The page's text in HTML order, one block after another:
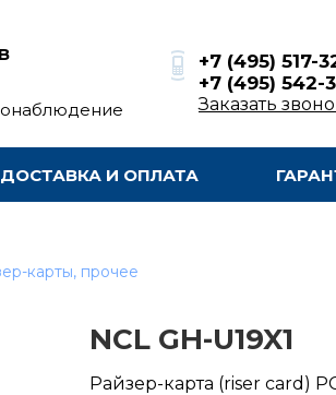
+7 (495) 517-
+7 (495) 542-
Заказать
ДОСТАВКА И ОПЛАТА
карты, прочее
NCL GH-U19X1
Райзер-карта (riser card)